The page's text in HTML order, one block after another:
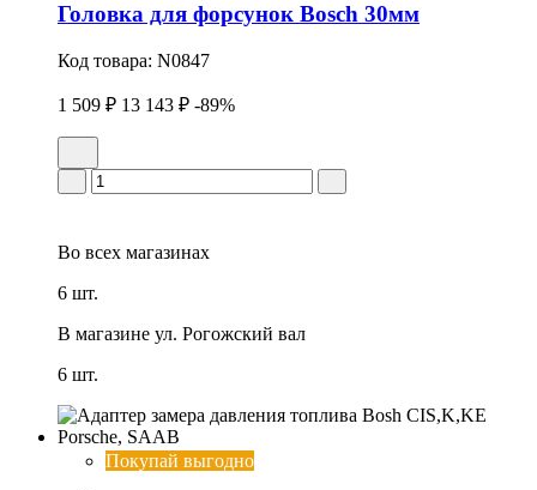
Головка для форсунок Bosch 30мм
Код товара: N0847
1 509 ₽ 13 143 ₽ -89%
Во всех магазинах
6 шт.
В магазине ул. Рогожский вал
6 шт.
Покупай выгодно